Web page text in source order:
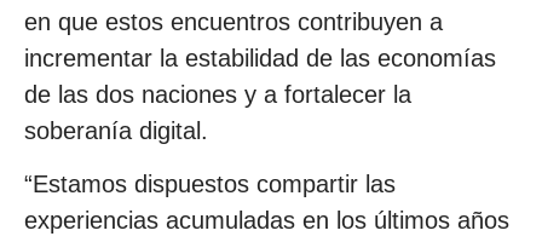
en que estos encuentros contribuyen a
incrementar la estabilidad de las economías
de las dos naciones y a fortalecer la
soberanía digital.
“Estamos dispuestos compartir las
experiencias acumuladas en los últimos años